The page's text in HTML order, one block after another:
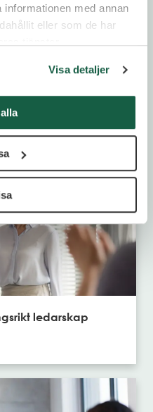
med annan
eller som de har
Visa detaljer
som leder rätt
ledarskap